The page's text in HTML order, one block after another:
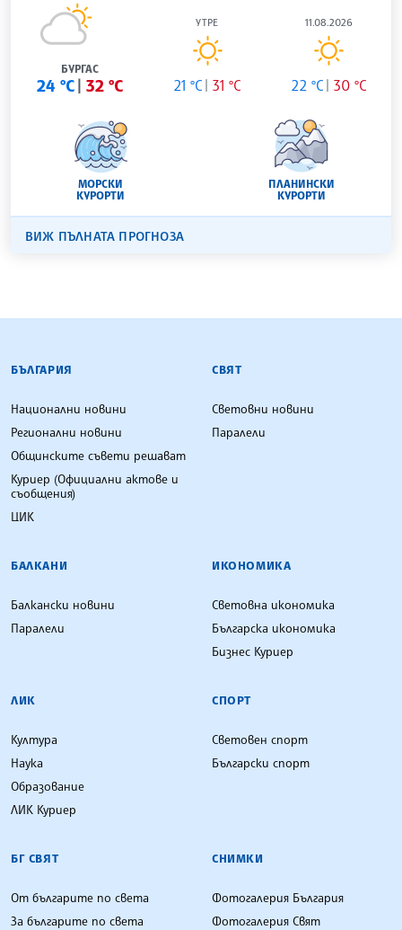
БУРГАС
24 °C 32 °C
УТРЕ
21 °C 31 °C
11.08.2026
22 °C 30 °C
МОРСКИ
КУРОРТИ
ПЛАНИНСКИ
КУРОРТИ
ВИЖ ПЪЛНАТА ПРОГНОЗА
БЪЛГАРСКА ТЕЛЕГРАФНА АГЕНЦИЯ
БЪЛГАРИЯ
Национални новини
Регионални новини
Общинските съвети решават
Куриер (Официални актове и
съобщения)
ЦИК
СВЯТ
Световни новини
Паралели
БАЛКАНИ
Балкански новини
Паралели
ИКОНОМИКА
Световна икономика
Българска икономика
Бизнес Куриер
ЛИК
Култура
Наука
Образование
ЛИК Куриер
СПОРТ
Световен спорт
Български спорт
БГ СВЯТ
От българите по света
За българите по света
СНИМКИ
Фотогалерия България
Фотогалерия Свят